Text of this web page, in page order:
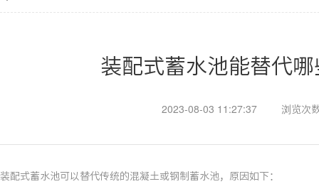
装配式蓄水池能替代
2023-08-03 11:27:37 浏览次
装配式蓄水池可以替代传统的混凝土或钢制蓄水池，原因如下：